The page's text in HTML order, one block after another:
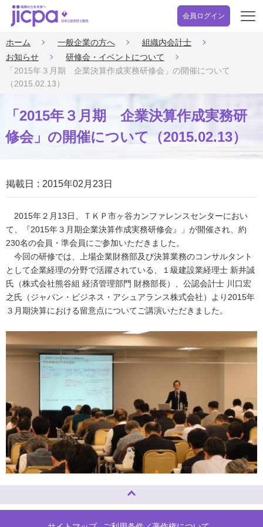
会員ログイン
開
ホーム 一般企業の方へ
組織内会計士
お知らせ
研修会・イベントについて
「2015年３月期 企業決算作成実務研修会」の開催について
（2015.02.13）
「2015年３月期 企業決算作成実務研
修会」の開催について（2015.02.13）
掲載日 2015年02月23日
2015年２月13日、ＴＫＰ市ヶ谷カンファレンスセンターにおい
て、『2015年３月期企業決算作成実務研修会』」が開催され、約
230名の会員・準会員にご参加いただきました。
今回の研修では、上場企業財務部及び決算業務のコンサルタント
として企業経理の分野で活躍されている、１級建設業経理士 新井誠
氏（株式会社熊谷組 経済管理部門 財務部長）、公認会計士 川口宏
之氏（ジャパン・ビジネス・アシュアランス株式会社）より2015年
３月期決算における留意点についてご講演いただきました。